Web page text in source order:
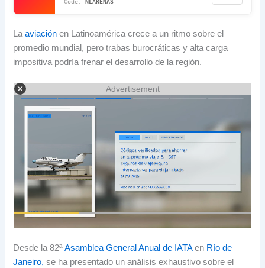
NLARENAS
Laaviación en Latinoamérica crece a un ritmo sobre el
promedio mundial, pero trabas burocráticas y alta carga
impositiva podría frenar el desarrollo de la región.
Advertisement
Desde la 82ªAsamblea General Anual de IATAen Río de
Janeiro, se ha presentado un análisis exhaustivo sobre el